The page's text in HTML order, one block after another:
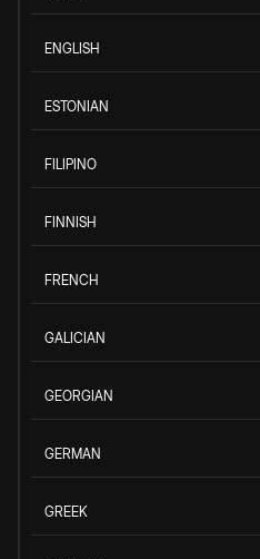
ENGLISH
ESTONIAN
FILIPINO
FINNISH
FRENCH
GALICIAN
GEORGIAN
GERMAN
GREEK